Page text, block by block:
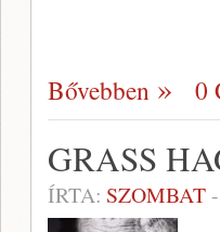
Bővebben 0
GRASS
ÍRTA: SZOMBAT-